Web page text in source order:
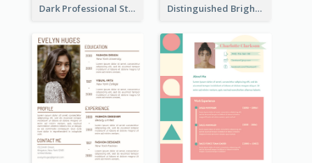
Dark Professional Student Resume Distinguished Bright College Student Resume